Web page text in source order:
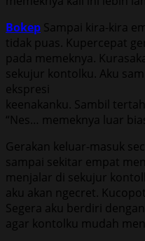
Bokep Sampai kira-kira
tidak puas. Kupercepat
pada memeknya.
sekujur kontolku. Aku
ekspresi
keenakanku. Sambil
“Nes… memeknya luar
Gerakan keluar-masuk
sampai sekitar empat
menjalar di sekujur
aku akan ngecret.
Segera aku berdiri
agar kontolku mudah